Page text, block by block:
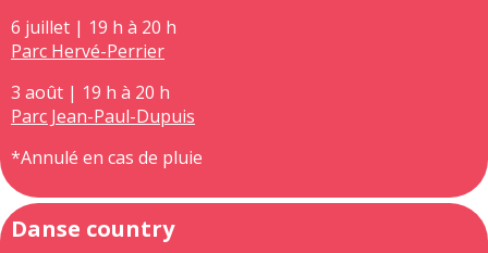
6 juillet | 19 h à 20 h
Parc Hervé-Perrier
3 août | 19 h à 20 h
Parc Jean-Paul-Dupuis
*Annulé en cas de pluie
Danse country